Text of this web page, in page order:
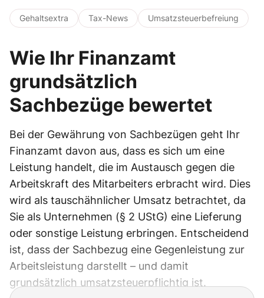
Gehaltsextra Tax-News Umsatzsteuerbefreiung
Wie Ihr Finanzamt
grundsätzlich
Sachbezüge bewertet
Bei der Gewährung von Sachbezügen geht Ihr
Finanzamt davon aus, dass es sich um eine
Leistung handelt, die im Austausch gegen die
Arbeitskraft des Mitarbeiters erbracht wird. Dies
wird als tauschähnlicher Umsatz betrachtet, da
Sie als Unternehmen (§ 2 UStG) eine Lieferung
oder sonstige Leistung erbringen. Entscheidend
ist, dass der Sachbezug eine Gegenleistung zur
Arbeitsleistung darstellt – und damit
grundsätzlich umsatzsteuerpflichtig ist.